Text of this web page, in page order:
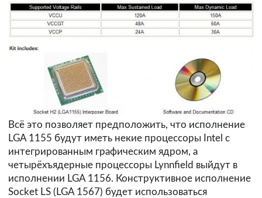
Всё это позволяет предположить, что исполнение
LGA 1155 будут иметь некие процессоры Intel с
интегрированным графическим ядром, а
четырёхъядерные процессоры Lynnfield выйдут в
исполнении LGA 1156. Конструктивное исполнение
Socket LS (LGA 1567) будет использоваться